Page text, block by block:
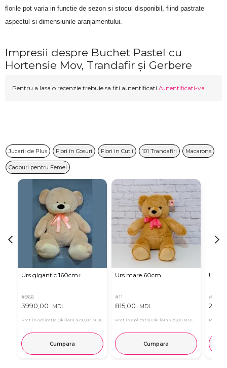
florile pot varia in functie de sezon si stocul disponibil, fiind pastrate
aspectul si dimensiunile aranjamentului.
Impresii despre Buchet Pastel cu
Hortensie Mov, Trandafir și Gerbere
Pentru a lasa o recenzie trebuie sa fiti autentificati Autentificati-va
Jucarii de Plus Flori în Cosuri Flori in Cutii 101 Trandafiri Macarons
Cadouri pentru Femei
Urs gigantic 160cm↑
#966
3990,00 MDL
Pret in aplicatia OkFlora 3890,00 MDL
Cumpara
Urs mare 60cm
#11
815,00 MDL
Pret in aplicatia OkFlora 795,00 MDL
Cumpara
Urs
#4939
Pret in